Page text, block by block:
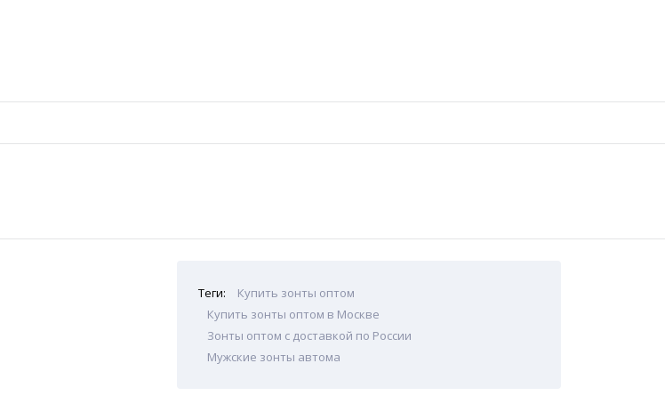
Теги:
Купить зонты оптом
Купить зонты оптом в Москве
Зонты оптом с доставкой по России
Мужские зонты автома